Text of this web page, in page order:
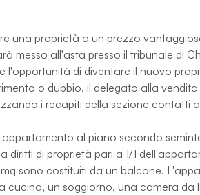
una proprietà a un prezzo
messo all'asta presso il tribunale di
l'opportunità di diventare il nuovo
o dubbio, il delegato alla
i recapiti della sezione contatti
appartamento al piano secondo
diritti di proprietà pari a 1/1
mq sono costituiti da un balcone.
cucina, un soggiorno, una camera